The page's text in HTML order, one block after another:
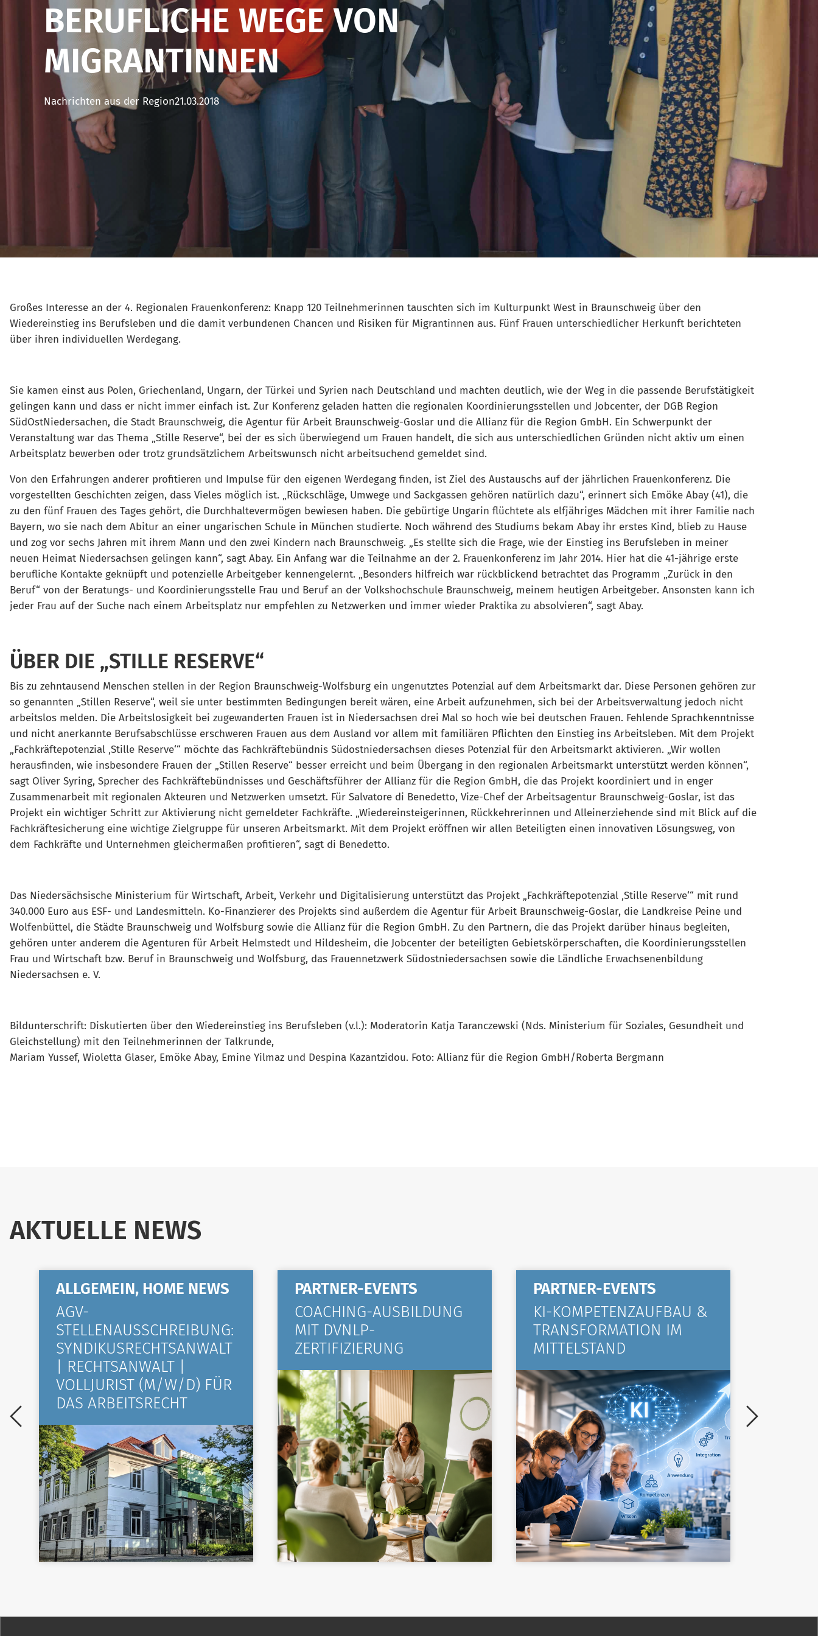
BERUFLICHE WEGE VON
MIGRANTINNEN
Nachrichten aus der Region21.03.2018
Großes Interesse an der 4. Regionalen Frauenkonferenz: Knapp 120 Teilnehmerinnen tauschten sich im Kulturpunkt West in Braunschweig über den
Wiedereinstieg ins Berufsleben und die damit verbundenen Chancen und Risiken für Migrantinnen aus. Fünf Frauen unterschiedlicher Herkunft berichteten
über ihren individuellen Werdegang.
Sie kamen einst aus Polen, Griechenland, Ungarn, der Türkei und Syrien nach Deutschland und machten deutlich, wie der Weg in die passende Berufstätigkeit
gelingen kann und dass er nicht immer einfach ist. Zur Konferenz geladen hatten die regionalen Koordinierungsstellen und Jobcenter, der DGB Region
SüdOstNiedersachen, die Stadt Braunschweig, die Agentur für Arbeit Braunschweig-Goslar und die Allianz für die Region GmbH. Ein Schwerpunkt der
Veranstaltung war das Thema „Stille Reserve“, bei der es sich überwiegend um Frauen handelt, die sich aus unterschiedlichen Gründen nicht aktiv um einen
Arbeitsplatz bewerben oder trotz grundsätzlichem Arbeitswunsch nicht arbeitsuchend gemeldet sind.
Von den Erfahrungen anderer profitieren und Impulse für den eigenen Werdegang finden, ist Ziel des Austauschs auf der jährlichen Frauenkonferenz. Die
vorgestellten Geschichten zeigen, dass Vieles möglich ist. „Rückschläge, Umwege und Sackgassen gehören natürlich dazu“, erinnert sich Emöke Abay (41), die
zu den fünf Frauen des Tages gehört, die Durchhaltevermögen bewiesen haben. Die gebürtige Ungarin flüchtete als elfjähriges Mädchen mit ihrer Familie nach
Bayern, wo sie nach dem Abitur an einer ungarischen Schule in München studierte. Noch während des Studiums bekam Abay ihr erstes Kind, blieb zu Hause
und zog vor sechs Jahren mit ihrem Mann und den zwei Kindern nach Braunschweig. „Es stellte sich die Frage, wie der Einstieg ins Berufsleben in meiner
neuen Heimat Niedersachsen gelingen kann“, sagt Abay. Ein Anfang war die Teilnahme an der 2. Frauenkonferenz im Jahr 2014. Hier hat die 41-jährige erste
berufliche Kontakte geknüpft und potenzielle Arbeitgeber kennengelernt. „Besonders hilfreich war rückblickend betrachtet das Programm „Zurück in den
Beruf“ von der Beratungs- und Koordinierungsstelle Frau und Beruf an der Volkshochschule Braunschweig, meinem heutigen Arbeitgeber. Ansonsten kann ich
jeder Frau auf der Suche nach einem Arbeitsplatz nur empfehlen zu Netzwerken und immer wieder Praktika zu absolvieren“, sagt Abay.
ÜBER DIE „STILLE RESERVE“
Bis zu zehntausend Menschen stellen in der Region Braunschweig-Wolfsburg ein ungenutztes Potenzial auf dem Arbeitsmarkt dar. Diese Personen gehören zur
so genannten „Stillen Reserve“, weil sie unter bestimmten Bedingungen bereit wären, eine Arbeit aufzunehmen, sich bei der Arbeitsverwaltung jedoch nicht
arbeitslos melden. Die Arbeitslosigkeit bei zugewanderten Frauen ist in Niedersachsen drei Mal so hoch wie bei deutschen Frauen. Fehlende Sprachkenntnisse
und nicht anerkannte Berufsabschlüsse erschweren Frauen aus dem Ausland vor allem mit familiären Pflichten den Einstieg ins Arbeitsleben. Mit dem Projekt
„Fachkräftepotenzial ‚Stille Reserve‘“ möchte das Fachkräftebündnis Südostniedersachsen dieses Potenzial für den Arbeitsmarkt aktivieren. „Wir wollen
herausfinden, wie insbesondere Frauen der „Stillen Reserve“ besser erreicht und beim Übergang in den regionalen Arbeitsmarkt unterstützt werden können“,
sagt Oliver Syring, Sprecher des Fachkräftebündnisses und Geschäftsführer der Allianz für die Region GmbH, die das Projekt koordiniert und in enger
Zusammenarbeit mit regionalen Akteuren und Netzwerken umsetzt. Für Salvatore di Benedetto, Vize-Chef der Arbeitsagentur Braunschweig-Goslar, ist das
Projekt ein wichtiger Schritt zur Aktivierung nicht gemeldeter Fachkräfte. „Wiedereinsteigerinnen, Rückkehrerinnen und Alleinerziehende sind mit Blick auf die
Fachkräftesicherung eine wichtige Zielgruppe für unseren Arbeitsmarkt. Mit dem Projekt eröffnen wir allen Beteiligten einen innovativen Lösungsweg, von
dem Fachkräfte und Unternehmen gleichermaßen profitieren“, sagt di Benedetto.
Das Niedersächsische Ministerium für Wirtschaft, Arbeit, Verkehr und Digitalisierung unterstützt das Projekt „Fachkräftepotenzial ‚Stille Reserve‘“ mit rund
340.000 Euro aus ESF- und Landesmitteln. Ko-Finanzierer des Projekts sind außerdem die Agentur für Arbeit Braunschweig-Goslar, die Landkreise Peine und
Wolfenbüttel, die Städte Braunschweig und Wolfsburg sowie die Allianz für die Region GmbH. Zu den Partnern, die das Projekt darüber hinaus begleiten,
gehören unter anderem die Agenturen für Arbeit Helmstedt und Hildesheim, die Jobcenter der beteiligten Gebietskörperschaften, die Koordinierungsstellen
Frau und Wirtschaft bzw. Beruf in Braunschweig und Wolfsburg, das Frauennetzwerk Südostniedersachsen sowie die Ländliche Erwachsenenbildung
Niedersachsen e. V.
Bildunterschrift: Diskutierten über den Wiedereinstieg ins Berufsleben (v.l.): Moderatorin Katja Taranczewski (Nds. Ministerium für Soziales, Gesundheit und
Gleichstellung) mit den Teilnehmerinnen der Talkrunde,
Mariam Yussef, Wioletta Glaser, Emöke Abay, Emine Yilmaz und Despina Kazantzidou. Foto: Allianz für die Region GmbH/Roberta Bergmann
AKTUELLE NEWS
ALLGEMEIN, HOME NEWS
AGV-
STELLENAUSSCHREIBUNG:
SYNDIKUSRECHTSANWALT
| RECHTSANWALT |
VOLLJURIST (M/W/D) FÜR
DAS ARBEITSRECHT
PARTNER-EVENTS
COACHING-AUSBILDUNG
MIT DVNLP-
ZERTIFIZIERUNG
PARTNER-EVENTS
KI-KOMPETENZAUFBAU &
TRANSFORMATION IM
MITTELSTAND